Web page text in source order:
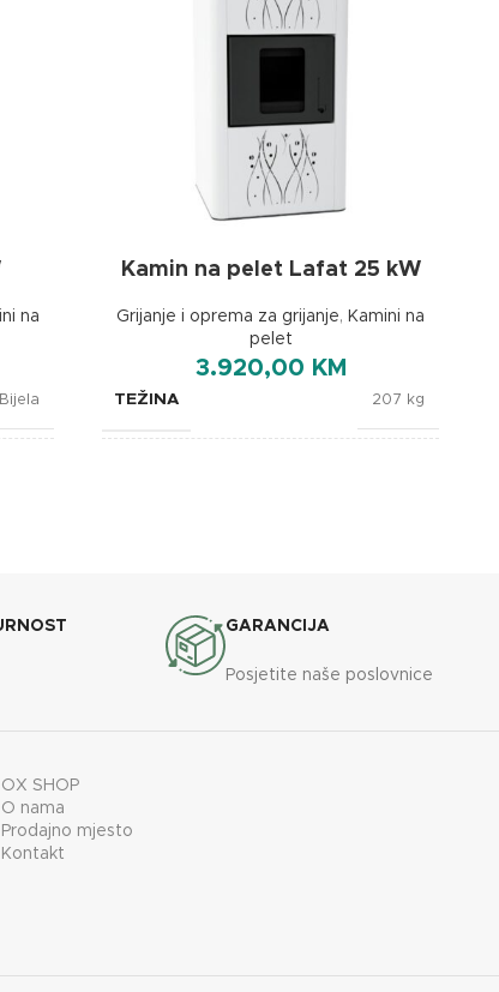
na
Bijela
A+
Kamin na pelet Lafat 25 kW
Grijanje i oprema za grijanje, Kamini na
pelet
3.920,00 KM
TEŽINA 207 kg
DIMENZIJE 565x735x1160 mm
GARANCIJA
Posjetite naše poslovnice
OX SHOP
O nama
Prodajno mjesto
Kontakt